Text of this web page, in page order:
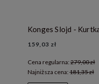
159,03 zł
Cena regularna: 279,00 zł
Najniższa cena: 181,35 zł